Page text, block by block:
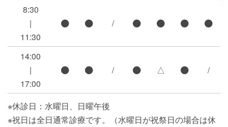
8:30
|
11:30
/
14:00
|
17:00
/ △ /
※休診日：水曜日、日曜午後
※祝日は全日通常診療です。（水曜日が祝祭日の場合は休